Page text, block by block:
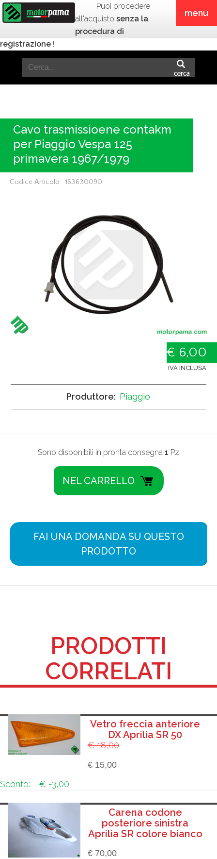
menu
Puoi procedere
all'acquisto senza la
procedura di
registrazione !
Cavo trasmissioene contakm
per Piaggio Vespa 125
primavera 1967/1979
Codice Articolo 163630090
€ 6,00
IVA INCLUSA
Produttore: Piaggio
Sono disponibili in pronta consegna 1 Pz
FAI UNA DOMANDA SU QUESTO
PRODOTTO
PRODOTTI
CORRELATI
Vetro freccia anteriore
DX Aprilia SR 50
€ 18,00
€ 15,00
Sconto: € -3,00
Carena codone
posteriore sinistra
Aprilia SR colore bianco
€ 70,00